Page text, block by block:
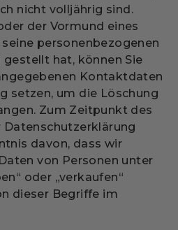
nicht volljährig sind.
der Vormund eines
personenbezogenen
gestellt hat, können Sie
Kontaktdaten
setzen, um die Löschung
Zum Zeitpunkt des
davon, dass wir
von Personen unter
oder „verkaufen“
dieser Begriffe im